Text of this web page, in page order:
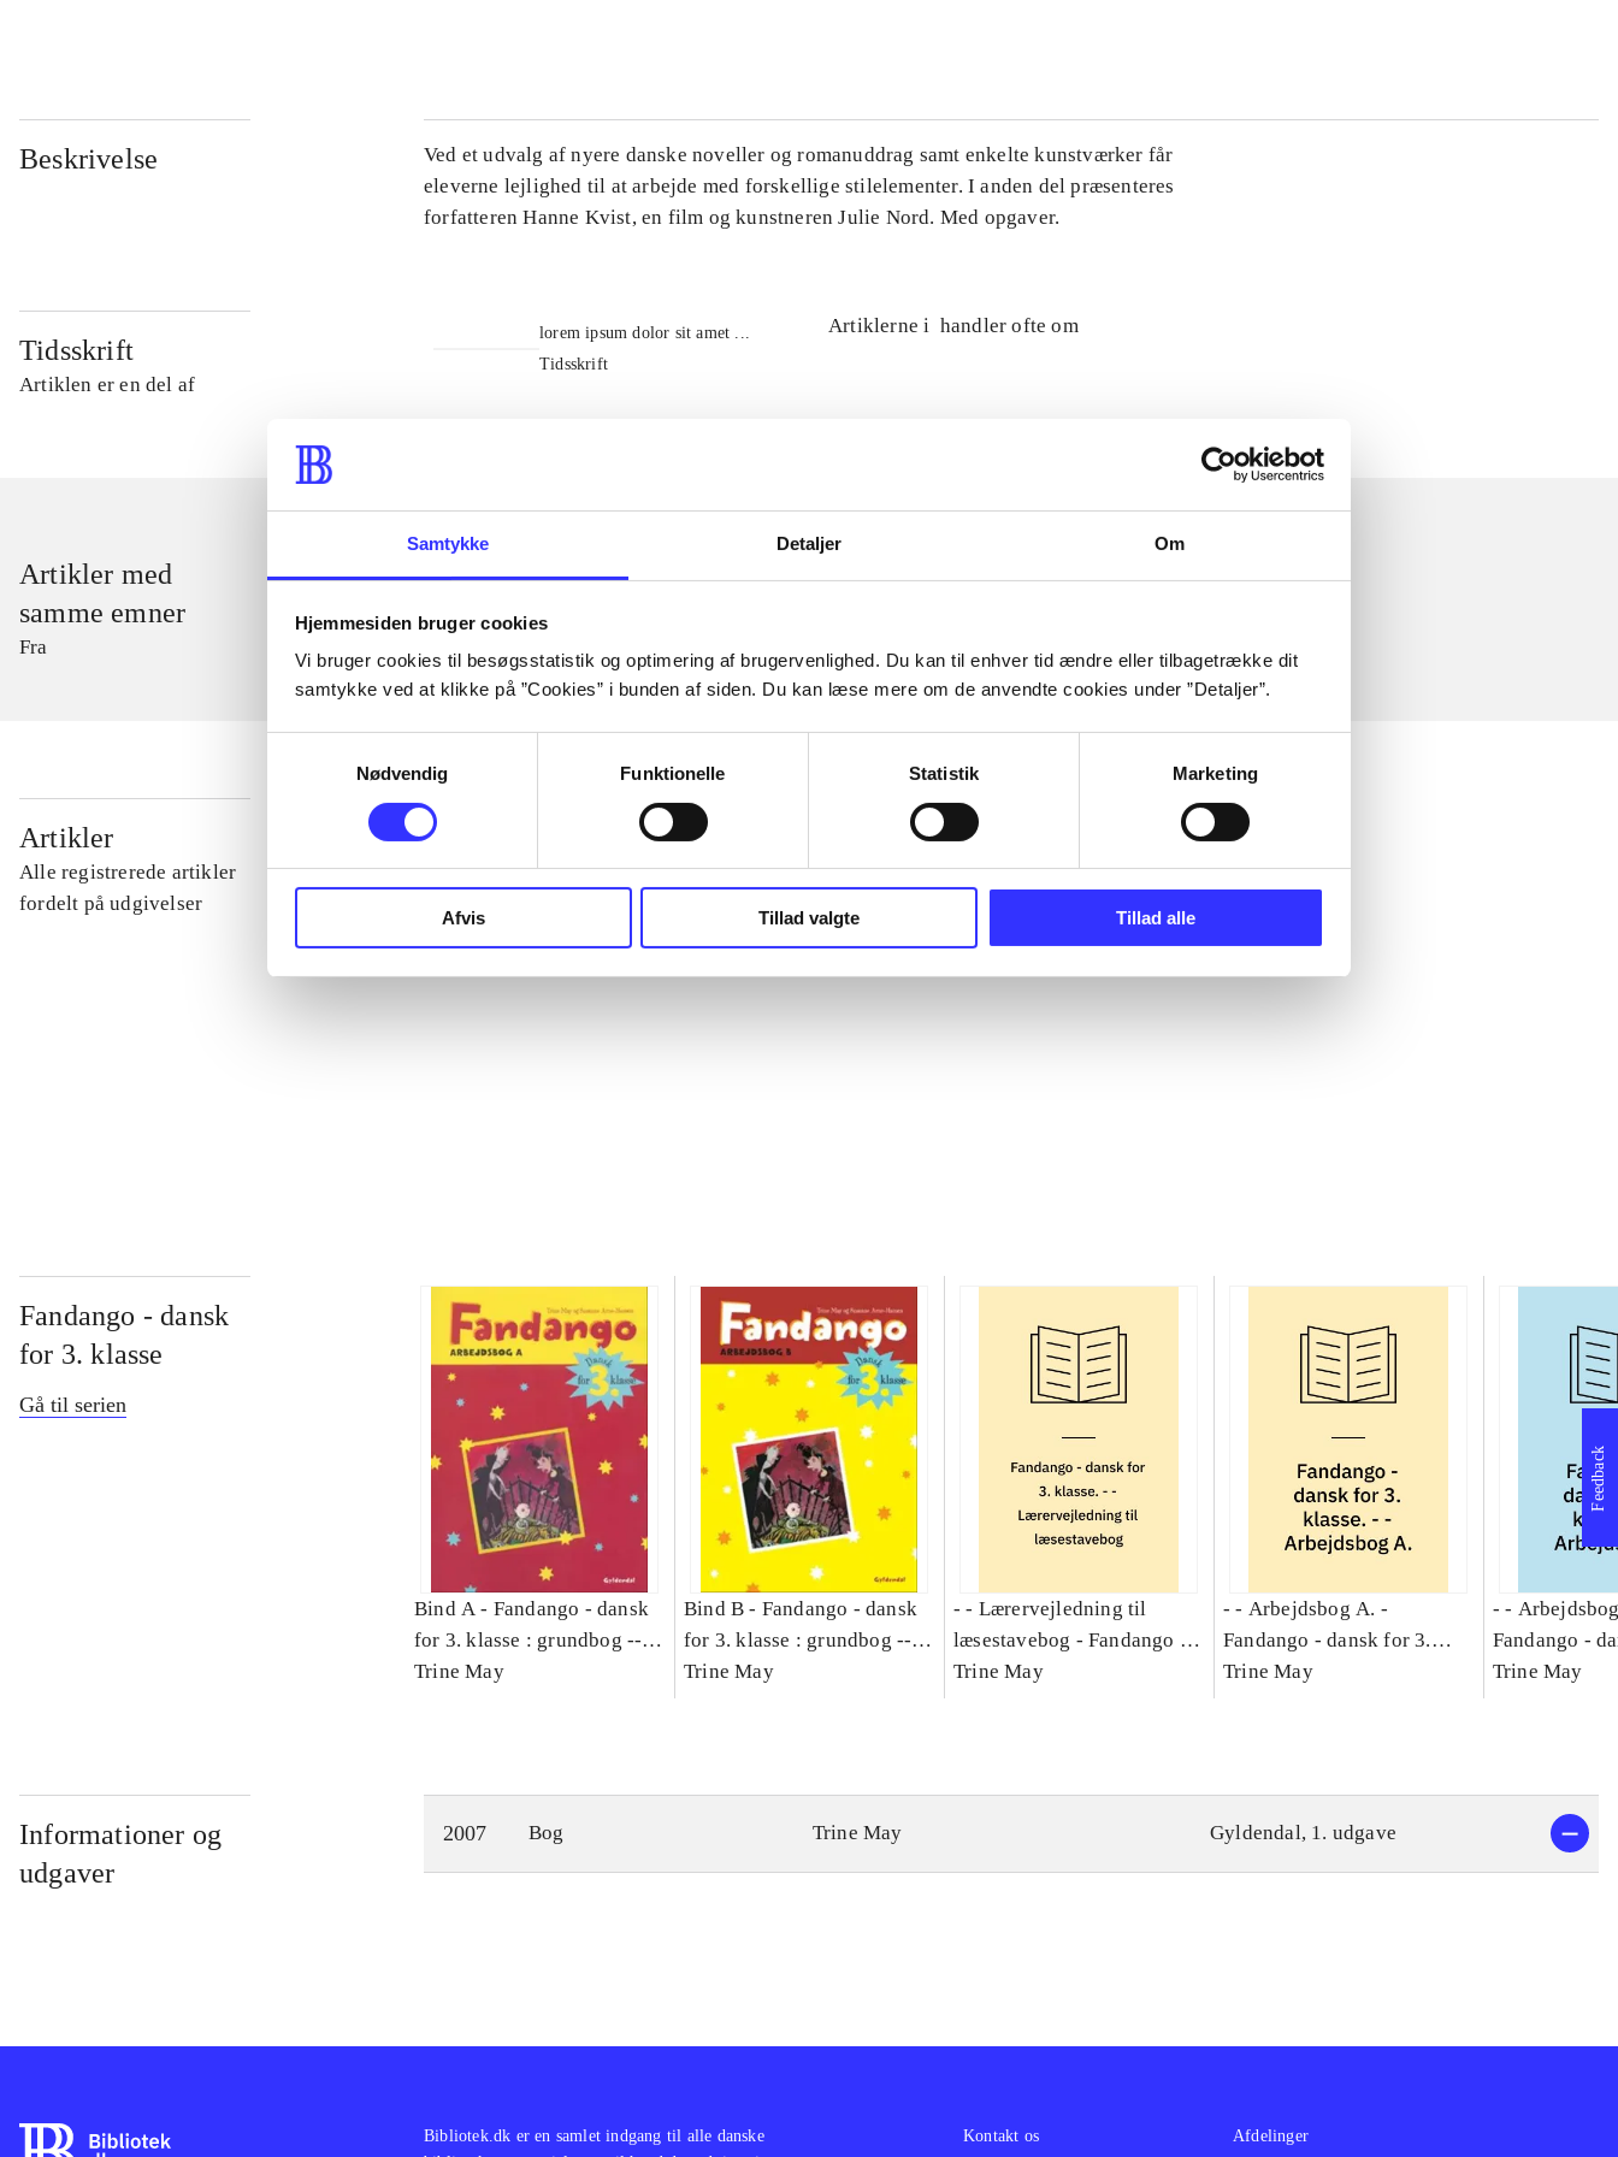
Samtykke Detaljer Om
Hjemmesiden bruger cookies
Vi bruger cookies til besøgsstatistik og optimering af brugervenlighed. Du kan til enhver tid ændre eller tilbagetrække dit
samtykke ved at klikke på ”Cookies” i bunden af siden. Du kan læse mere om de anvendte cookies under ”Detaljer”.
Nødvendig
Funktionelle Statistik Marketing
Afvis Tillad valgte Tillad alle
Beskrivelse
Ved et udvalg af nyere danske noveller og romanuddrag samt enkelte kunstværker får
eleverne lejlighed til at arbejde med forskellige stilelementer. I anden del præsenteres
forfatteren Hanne Kvist, en film og kunstneren Julie Nord. Med opgaver.
Tidsskrift
Artiklen er en del af
lorem ipsum dolor sit amet ...
Tidsskrift
Artiklerne i handler ofte om
Artikler med
samme emner
Fra
Artikler
Alle registrerede artikler
fordelt på udgivelser
...
...
Fandango - dansk
for 3. klasse
Gå til serien
Bind A - Fandango - dansk
for 3. klasse : grundbog --
Arbejdsbog. Bind A
Trine May
Bind B - Fandango - dansk
for 3. klasse : grundbog --
Arbejdsbog. Bind B
Trine May
- - Lærervejledning til
læsestavebog - Fandango -
dansk for 3. klasse :
Trine May
- - Arbejdsbog A. -
Fandango - dansk for 3.
klasse : grundbog. - -
Trine May
- -
Fandango -
klasse :
Trine May
Informationer og
udgaver
2007 Bog Trine May Gyldendal, 1. udgave
Feedback
Bibliotek.dk er en samlet indgang til alle danske
Kontakt os Afdelinger